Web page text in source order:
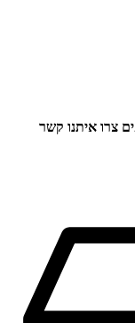
דחופים צרו איתנו קשר